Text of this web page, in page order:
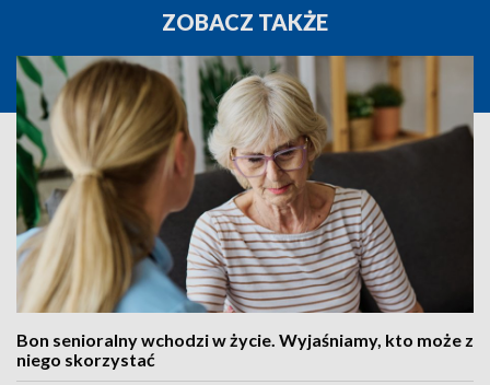
ZOBACZ TAKŻE
Bon senioralny wchodzi w życie. Wyjaśniamy, kto może z
niego skorzystać